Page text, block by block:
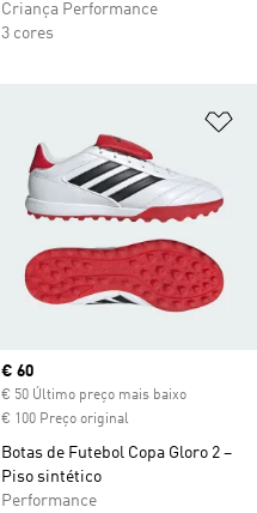
Criança Performance
3 cores
Current price
€ 60
€ 50 Último preço mais baixo
€ 100 Preço original
Botas de Futebol Copa Gloro 2 –
Piso sintético
Performance